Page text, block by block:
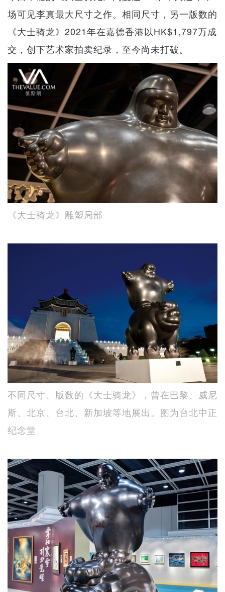
场可见李真最大尺寸之作。相同尺寸，另一版数的
《大士骑龙》2021年在嘉德香港以HK$1,797万成
交，创下艺术家拍卖纪录，至今尚未打破。
《大士骑龙》雕塑局部
不同尺寸、版数的《大士骑龙》，曾在巴黎、威尼
斯、北京、台北、新加坡等地展出。图为台北中正
纪念堂